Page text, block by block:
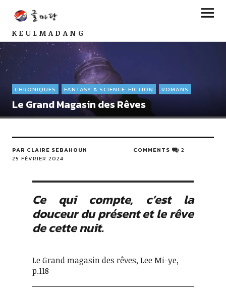
KEULMADANG
CHRONIQUES FANTASY & SCIENCE-FICTION ROMANS
Le Grand Magasin des Rêves
PAR CLAIRE SEBAHOUN
25 FÉVRIER 2024
COMMENTS 2
Ce qui compte, c’est la
douceur du présent et le rêve
de cette nuit.
Le Grand magasin des rêves, Lee Mi-ye,
p.118